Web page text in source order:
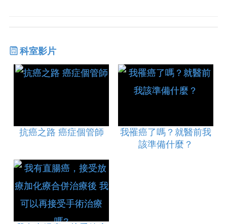
科室影片
抗癌之路 癌症個管師
我罹癌了嗎？就醫前我
該準備什麼？